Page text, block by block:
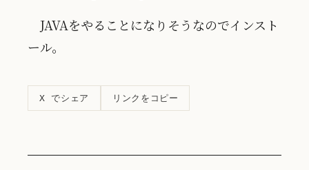
JAVAをやることになりそうなのでインスト
ール。
X でシェア リンクをコピー